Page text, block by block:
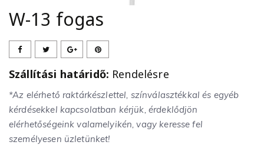
W-13 fogas
Szállítási határidő: Rendelésre
*Az elérhető raktárkészlettel, színválasztékkal és egyéb
kérdésekkel kapcsolatban kérjük, érdeklődjön
elérhetőségeink valamelyikén, vagy keresse fel
személyesen üzletünket!